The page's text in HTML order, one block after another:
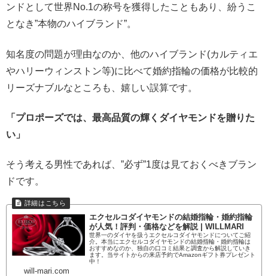
ンドとして世界No.1の称号を獲得したこともあり、紛うこ
となき”本物のハイブランド”。
知名度の問題が理由なのか、他のハイブランド(カルティエ
やハリーウィンストン等)に比べて婚約指輪の価格が比較的
リーズナブルなところも、嬉しい誤算です。
「プロポーズでは、最高品質の輝くダイヤモンドを贈りた
い」
そう考える男性であれば、”必ず”1度は見ておくべきブラン
ドです。
エクセルコダイヤモンドの結婚指輪・婚約指輪
が人気！評判・価格などを解説 | WILLMARI
世界一のダイヤを扱うエクセルコダイヤモンドについてご紹
介。本当にエクセルコダイヤモンドの結婚指輪・婚約指輪は
おすすめなのか、独自の口コミ結果と調査から解説していき
ます。当サイトからの来店予約でAmazonギフト券プレゼント
中！
will-mari.com